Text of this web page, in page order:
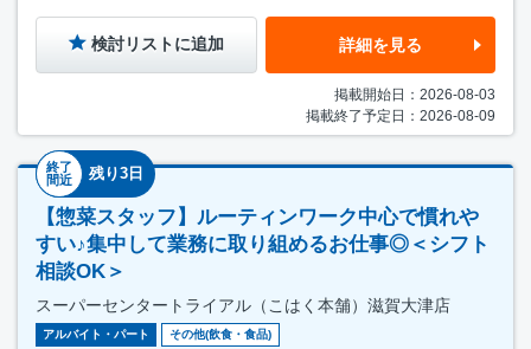
検討リストに追加 詳細を見る
掲載開始日：2026-08-03
掲載終了予定日：2026-08-09
終了
間近
残り3日
【惣菜スタッフ】ルーティンワーク中心で慣れや
すい♪集中して業務に取り組めるお仕事◎＜シフト
相談OK＞
スーパーセンタートライアル（こはく本舗）滋賀大津店
アルバイト・パート その他(飲食・食品)